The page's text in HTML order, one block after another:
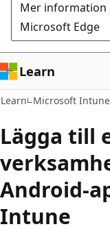
Mer information
Microsoft Edge
Learn
Learn Microsoft Intune
Lägga till
Android-
Intune